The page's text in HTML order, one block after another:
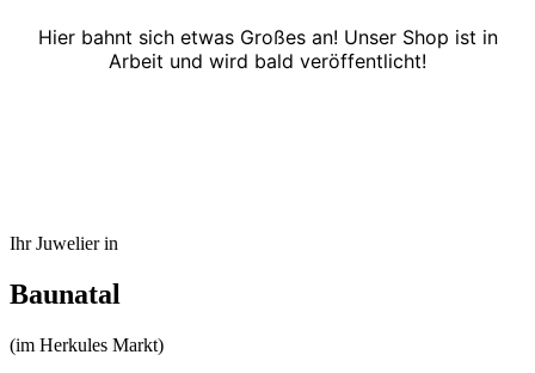
Hier bahnt sich etwas Großes an! Unser Shop ist in
Arbeit und wird bald veröffentlicht!
Ihr Juwelier in
Baunatal
(im Herkules Markt)